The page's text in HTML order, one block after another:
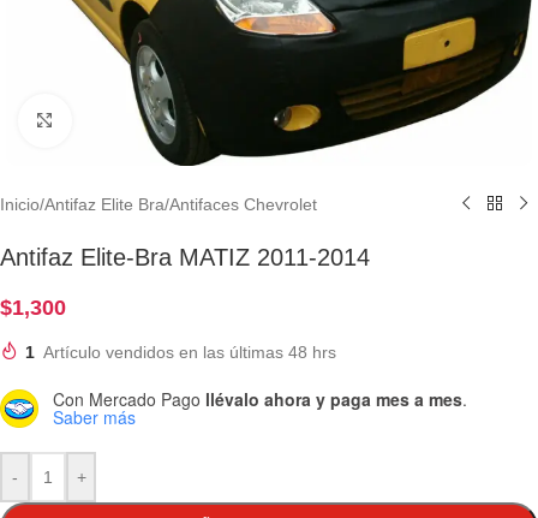
Clic para ampliar
Inicio/Antifaz Elite Bra/Antifaces Chevrolet
Antifaz Elite-Bra MATIZ 2011-2014
$1,300
1 Artículo vendidos en las últimas 48 hrs
Con Mercado Pago llévalo ahora y paga mes a mes.
Saber más
- +